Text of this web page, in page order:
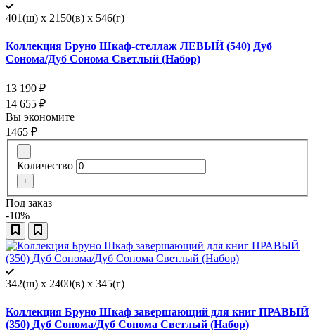
401(ш) x 2150(в) x 546(г)
Коллекция Бруно Шкаф-стеллаж ЛЕВЫЙ (540) Дуб
Сонома/Дуб Сонома Светлый (Набор)
13 190 ₽
14 655 ₽
Вы экономите
1465 ₽
-
Количество
+
Под заказ
-10%
342(ш) x 2400(в) x 345(г)
Коллекция Бруно Шкаф завершающий для книг ПРАВЫЙ
(350) Дуб Сонома/Дуб Сонома Светлый (Набор)